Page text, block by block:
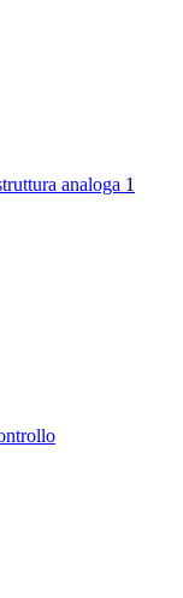
analoga 1